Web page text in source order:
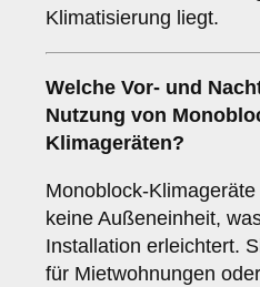
Klimatisierung liegt.
Welche Vor- und
Nutzung von
Klimageräten?
Monoblock-
keine Außeneinheit,
Installation erleichtert.
für Mietwohnungen